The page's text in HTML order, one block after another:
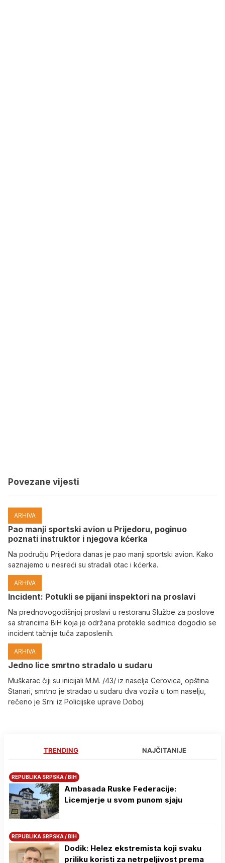
Povezane vijesti
ARHIVA
Pao manji sportski avion u Prijedoru, poginuo
poznati instruktor i njegova kćerka
Na području Prijedora danas je pao manji sportski avion. Kako
saznajemo u nesreći su stradali otac i kćerka.
ARHIVA
Incident: Potukli se pijani inspektori na proslavi
Na prednovogodišnjoj proslavi u restoranu Službe za poslove
sa strancima BiH koja je održana protekle sedmice dogodio se
incident tačnije tuča zaposlenih.
ARHIVA
Јedno lice smrtno stradalo u sudaru
Muškarac čiji su inicijali M.M. /43/ iz naselja Cerovica, opština
Stanari, smrtno je stradao u sudaru dva vozila u tom naselju,
rečeno je Srni iz Policijske uprave Doboj.
TRENDING NAJČITANIJE
REPUBLIKA SRPSKA / BIH
Ambasada Ruske Federacije:
Licemjerje u svom punom sjaju
REPUBLIKA SRPSKA / BIH
Dodik: Helez ekstremista koji svaku
priliku koristi za netrpeljivost prema